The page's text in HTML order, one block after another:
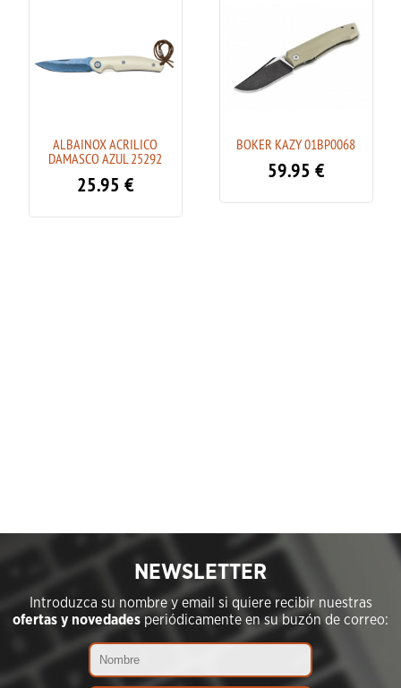
ALBAINOX ACRILICO
DAMASCO AZUL 25292
25.95 €
BOKER KAZY 01BP0068
59.95 €
NEWSLETTER
Introduzca su nombre y email si quiere recibir nuestras
ofertas y novedadesperiódicamente en su buzón de correo: